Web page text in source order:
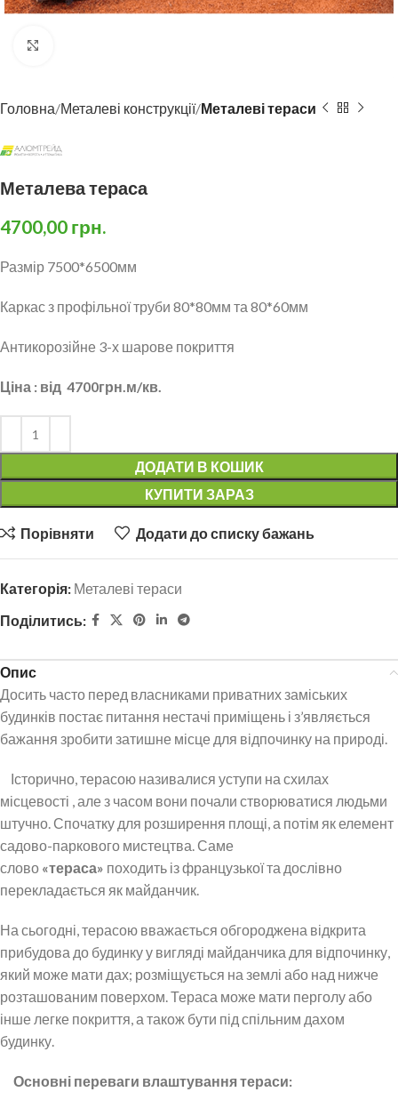
Головна Металеві конструкції Металеві тераси
Металева тераса
4700,00 грн.
Размір 7500*6500мм
Каркас з профільної труби 80*80мм та 80*60мм
Антикорозійне 3-х шарове покриття
Ціна : від 4700грн.м/кв.
ДОДАТИ В КОШИК
КУПИТИ ЗАРАЗ
Порівняти Додати до списку бажань
Категорія: Металеві тераси
Поділитись:
Опис
Досить часто перед власниками приватних заміських
будинків постає питання нестачі приміщень і з’являється
бажання зробити затишне місце для відпочинку на природі.
Історично, терасою називалися уступи на схилах
місцевості , але з часом вони почали створюватися людьми
штучно. Спочатку для розширення площі, а потім як елемент
садово-паркового мистецтва. Саме
слово «тераса» походить із французької та дослівно
перекладається як майданчик.
На сьогодні, терасою вважається обгороджена відкрита
прибудова до будинку у вигляді майданчика для відпочинку,
який може мати дах; розміщується на землі або над нижче
розташованим поверхом. Тераса може мати перголу або
інше легке покриття, а також бути під спільним дахом
будинку.
Основні переваги влаштування тераси: